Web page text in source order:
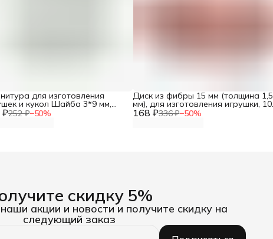
₽252 ₽−50%
для изготовления
и кукол Шайба 3*9 мм,
10 шт/упак, Айрис 168 ₽336 ₽−50%
Диск из фибры 15 мм (толщина 1,5
мм), для изготовления игрушки, 10
шт/упак, Айрис
скидку 5%
акции и новости и получите скидку на
следующий заказ